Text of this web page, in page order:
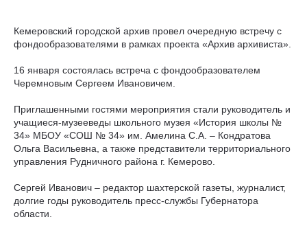
Кемеровский городской архив провел очередную встречу с
фондообразователями в рамках проекта «Архив архивиста».
16 января состоялась встреча с фондообразователем
Черемновым Сергеем Ивановичем.
Приглашенными гостями мероприятия стали руководитель и
учащиеся-музееведы школьного музея «История школы №
34» МБОУ «СОШ № 34» им. Амелина С.А. – Кондратова
Ольга Васильевна, а также представители территориального
управления Рудничного района г. Кемерово.
Сергей Иванович – редактор шахтерской газеты, журналист,
долгие годы руководитель пресс-службы Губернатора
области.